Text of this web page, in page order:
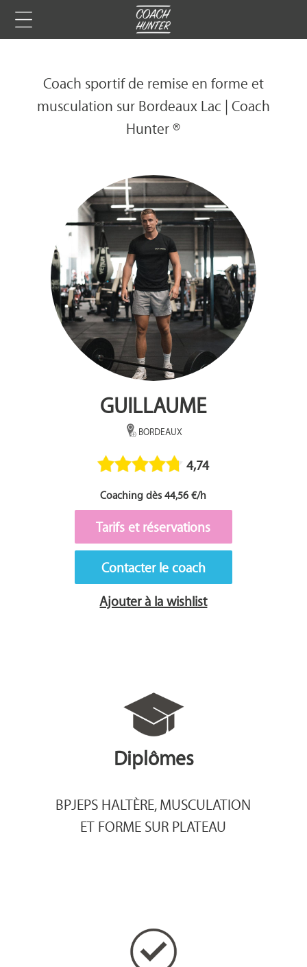
Coach sportif de remise en forme et
musculation sur Bordeaux Lac | Coach
Hunter ®
GUILLAUME
BORDEAUX
4,74
Coaching dès 44,56 €/h
Tarifs et réservations
Contacter le coach
Ajouter à la wishlist
Diplômes
BPJEPS HALTÈRE, MUSCULATION
ET FORME SUR PLATEAU